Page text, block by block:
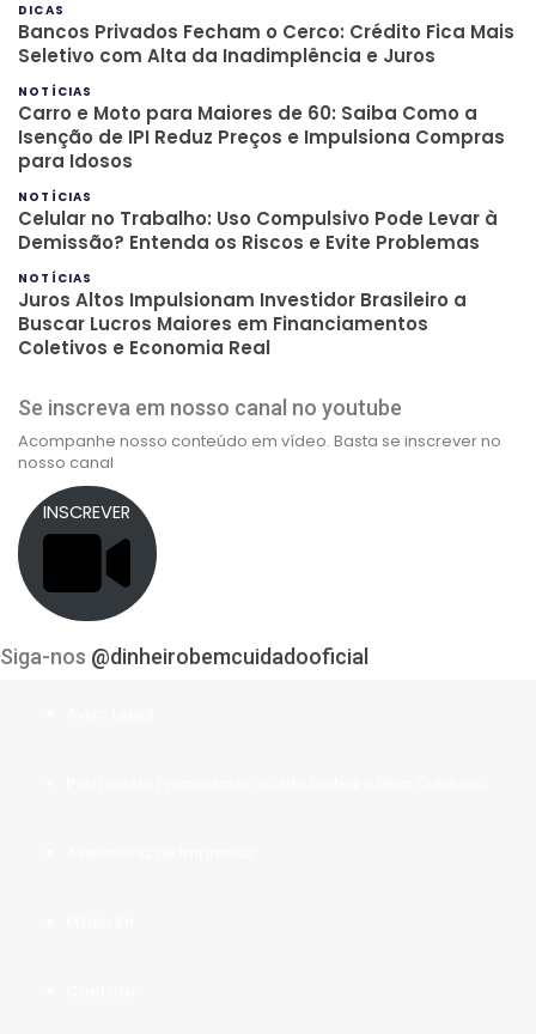
DICAS
Bancos Privados Fecham o Cerco: Crédito Fica Mais
Seletivo com Alta da Inadimplência e Juros
NOTÍCIAS
Carro e Moto para Maiores de 60: Saiba Como a
Isenção de IPI Reduz Preços e Impulsiona Compras
para Idosos
NOTÍCIAS
Celular no Trabalho: Uso Compulsivo Pode Levar à
Demissão? Entenda os Riscos e Evite Problemas
NOTÍCIAS
Juros Altos Impulsionam Investidor Brasileiro a
Buscar Lucros Maiores em Financiamentos
Coletivos e Economia Real
Se inscreva em nosso canal no youtube
Acompanhe nosso conteúdo em vídeo. Basta se inscrever no
nosso canal
INSCREVER
Siga-nos @dinheirobemcuidadooficial